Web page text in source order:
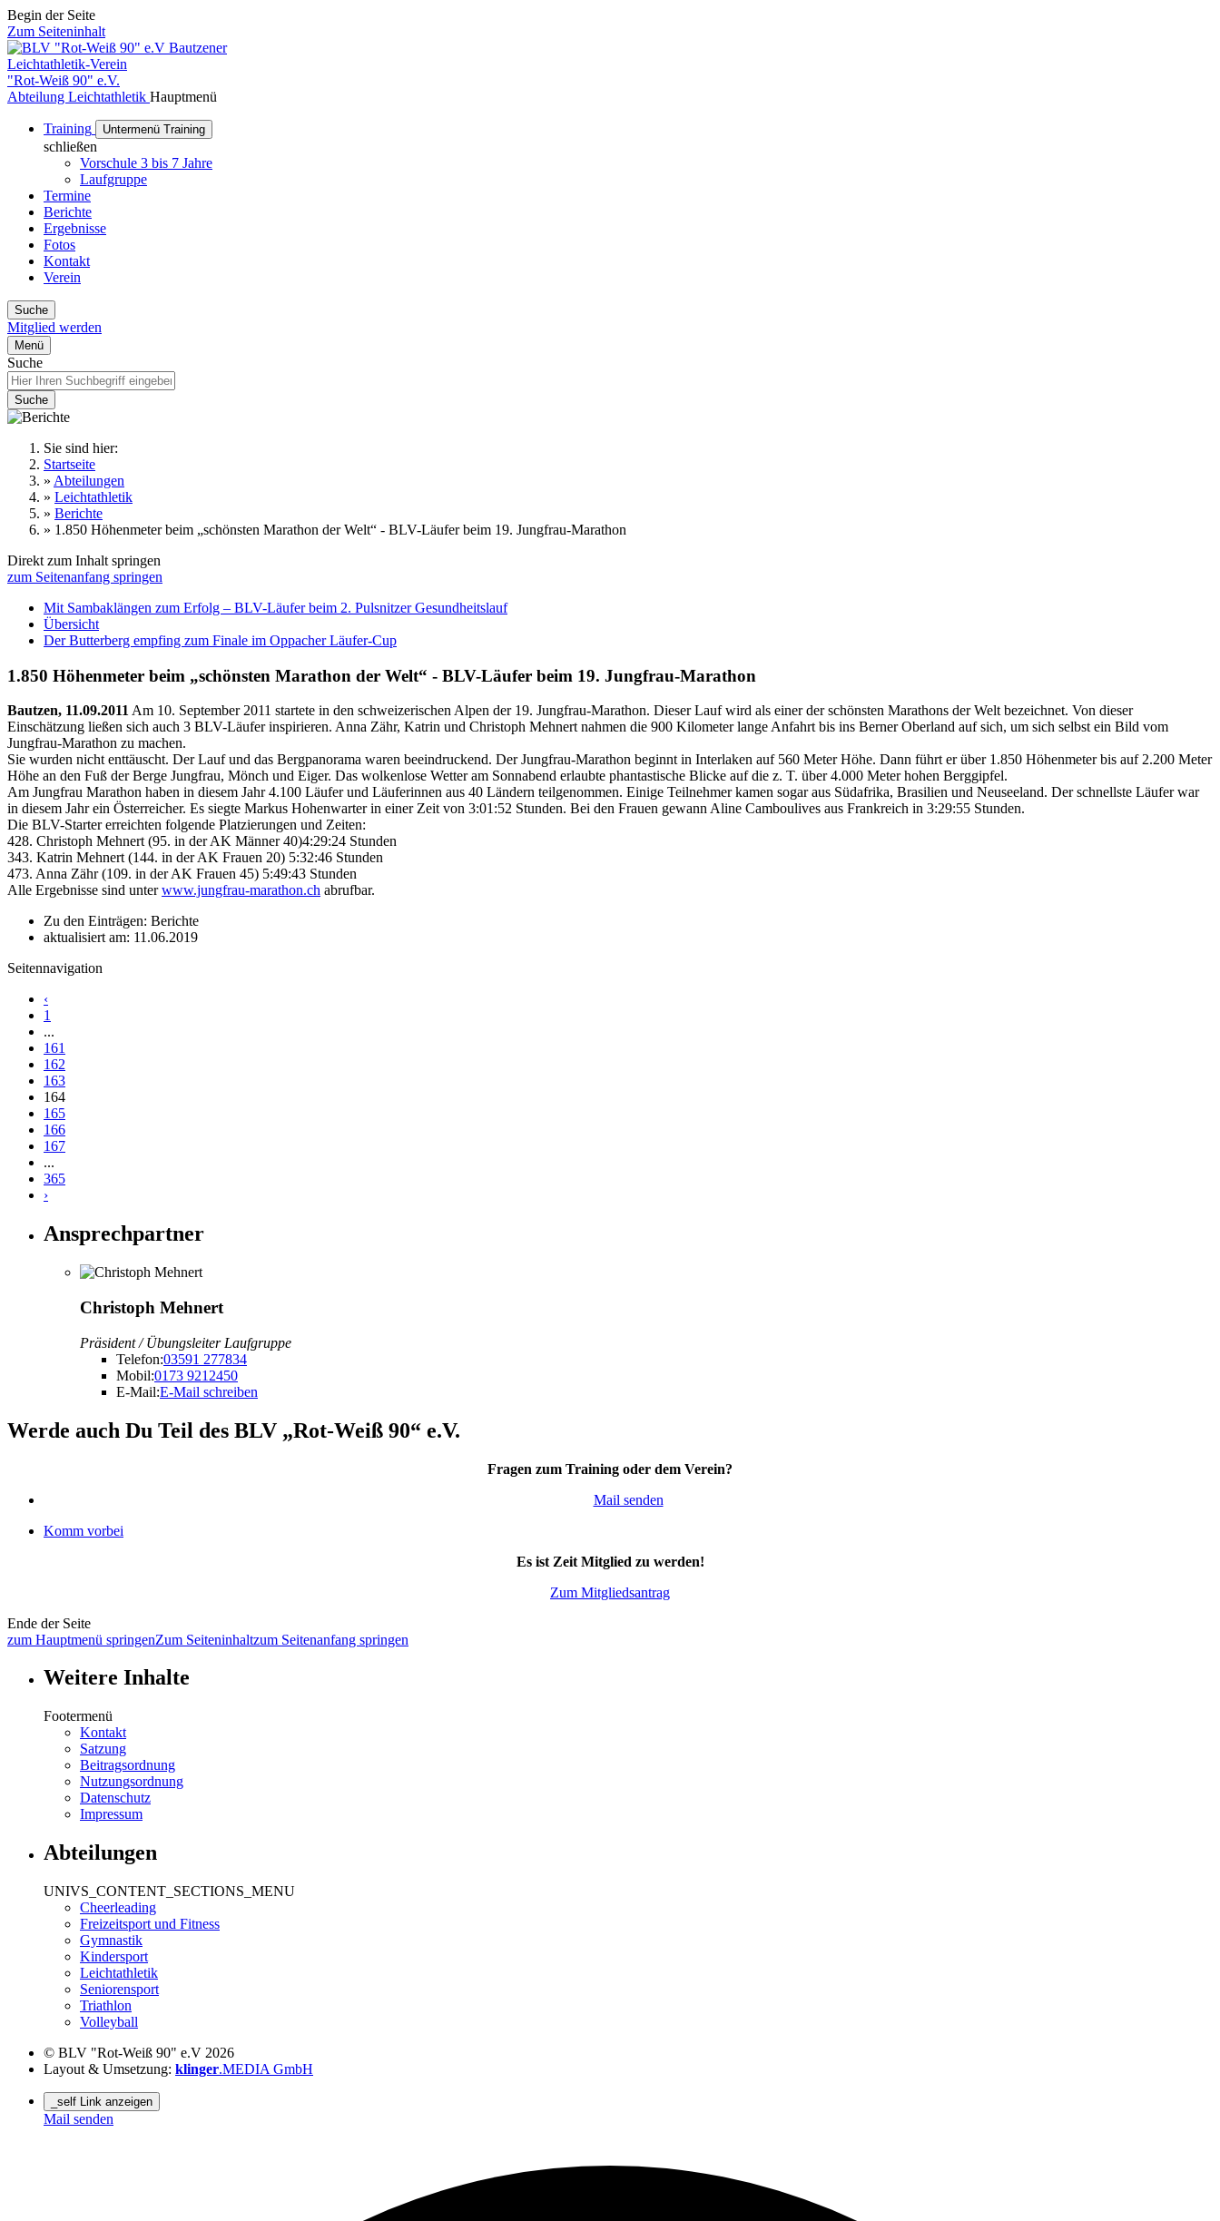
Begin der Seite
Zum Seiteninhalt
Bautzener
Leichtathletik-Verein
"Rot-Weiß 90" e.V.
Abteilung Leichtathletik Hauptmenü
Training Untermenü Training
schließen
Vorschule 3 bis 7 Jahre
Laufgruppe
Termine
Berichte
Ergebnisse
Fotos
Kontakt
Verein
Suche
Mitglied werden
Menü
Suche
Suche
Sie sind hier:
Startseite
» Abteilungen
» Leichtathletik
» Berichte
» 1.850 Höhenmeter beim „schönsten Marathon der Welt“ - BLV-Läufer beim 19. Jungfrau-Marathon
Direkt zum Inhalt springen
zum Seitenanfang springen
Mit Sambaklängen zum Erfolg – BLV-Läufer beim 2. Pulsnitzer Gesundheitslauf
Übersicht
Der Butterberg empfing zum Finale im Oppacher Läufer-Cup
1.850 Höhenmeter beim „schönsten Marathon der Welt“ - BLV-Läufer beim 19. Jungfrau-Marathon
Bautzen, 11.09.2011Am 10. September 2011 startete in den schweizerischen Alpen der 19. Jungfrau-Marathon. Dieser Lauf wird als einer der schönsten Marathons der Welt bezeichnet. Von dieser
Einschätzung ließen sich auch 3 BLV-Läufer inspirieren. Anna Zähr, Katrin und Christoph Mehnert nahmen die 900 Kilometer lange Anfahrt bis ins Berner Oberland auf sich, um sich selbst ein Bild vom
Jungfrau-Marathon zu machen.
Sie wurden nicht enttäuscht. Der Lauf und das Bergpanorama waren beeindruckend. Der Jungfrau-Marathon beginnt in Interlaken auf 560 Meter Höhe. Dann führt er über 1.850 Höhenmeter bis auf 2.200 Meter
Höhe an den Fuß der Berge Jungfrau, Mönch und Eiger. Das wolkenlose Wetter am Sonnabend erlaubte phantastische Blicke auf die z. T. über 4.000 Meter hohen Berggipfel.
Am Jungfrau Marathon haben in diesem Jahr 4.100 Läufer und Läuferinnen aus 40 Ländern teilgenommen. Einige Teilnehmer kamen sogar aus Südafrika, Brasilien und Neuseeland. Der schnellste Läufer war
in diesem Jahr ein Österreicher. Es siegte Markus Hohenwarter in einer Zeit von 3:01:52 Stunden. Bei den Frauen gewann Aline Camboulives aus Frankreich in 3:29:55 Stunden.
Die BLV-Starter erreichten folgende Platzierungen und Zeiten:
428. Christoph Mehnert (95. in der AK Männer 40)4:29:24 Stunden
343. Katrin Mehnert (144. in der AK Frauen 20) 5:32:46 Stunden
473. Anna Zähr (109. in der AK Frauen 45) 5:49:43 Stunden
Alle Ergebnisse sind unterwww.jungfrau-marathon.ch abrufbar.
Zu den Einträgen: Berichte
aktualisiert am: 11.06.2019
Seitennavigation
‹
1
...
161
162
163
164
165
166
167
...
365
›
Ansprechpartner
Christoph Mehnert
Präsident / Übungsleiter Laufgruppe
Telefon:03591 277834
Mobil:0173 9212450
E-Mail:E-Mail schreiben
Werde auch Du Teil des BLV „Rot-Weiß 90“ e.V.
Fragen zum Training oder dem Verein?
Mail senden
Komm vorbei
Es ist Zeit Mitglied zu werden!
Zum Mitgliedsantrag
Ende der Seite
zum Hauptmenü springenZum Seiteninhaltzum Seitenanfang springen
Weitere Inhalte
Footermenü
Kontakt
Satzung
Beitragsordnung
Nutzungsordnung
Datenschutz
Impressum
Abteilungen
UNIVS_CONTENT_SECTIONS_MENU
Cheerleading
Freizeitsport und Fitness
Gymnastik
Kindersport
Leichtathletik
Seniorensport
Triathlon
Volleyball
© BLV "Rot-Weiß 90" e.V 2026
Layout & Umsetzung: klinger.MEDIA GmbH
_self Link anzeigen
Mail senden